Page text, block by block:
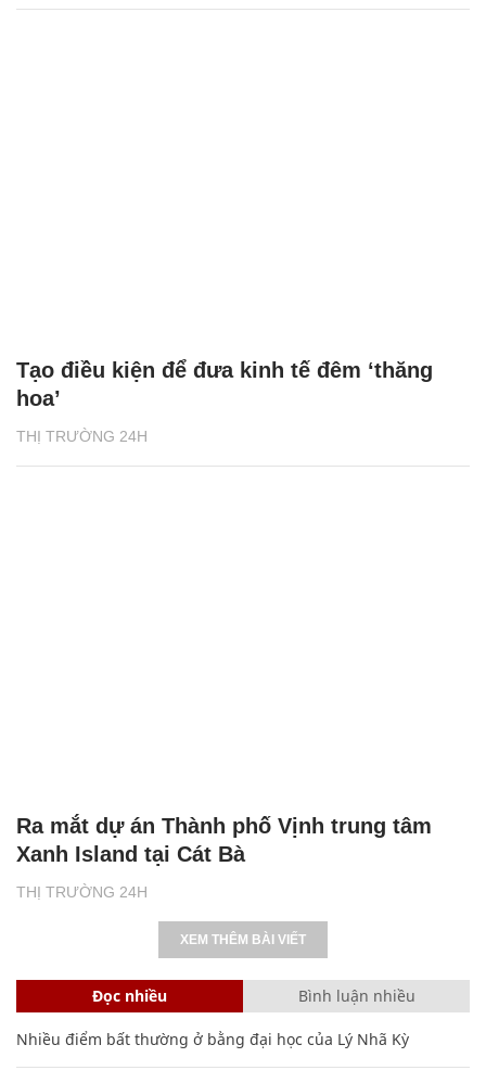
THỊ TRƯỜNG 24H
Tạo điều kiện để đưa kinh tế đêm ‘thăng
hoa’
THỊ TRƯỜNG 24H
Ra mắt dự án Thành phố Vịnh trung tâm
Xanh Island tại Cát Bà
XEM THÊM BÀI VIẾT
Đọc nhiều Bình luận nhiều
Nhiều điểm bất thường ở bằng đại học của Lý Nhã Kỳ